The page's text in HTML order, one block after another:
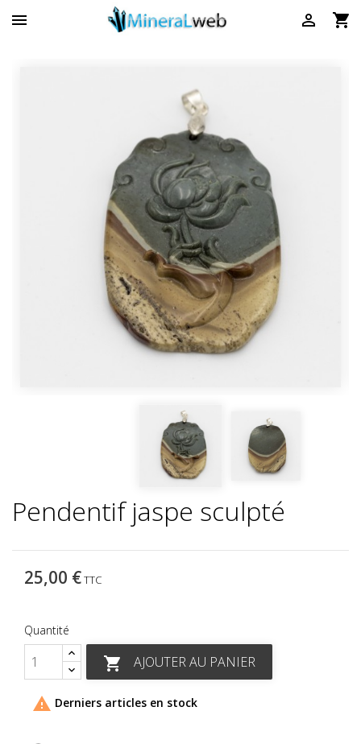
 

Pendentif jaspe sculpté
25,00 €TTC
Quantité
 AJOUTER AU PANIER
 Derniers articles en stock